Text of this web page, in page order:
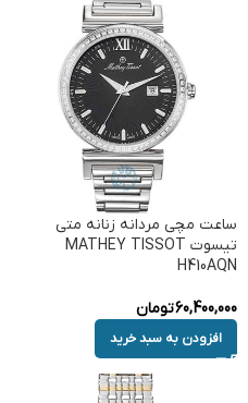
ساعت مچی مردانه زنانه متی
تیسوت MATHEY TISSOT
H410AQN
60,400,000تومان
افزودن به سبد خرید